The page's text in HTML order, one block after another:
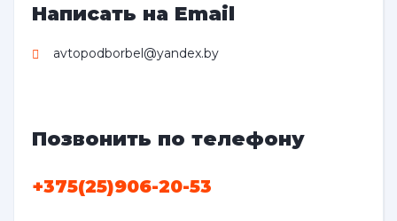
Написать на Email
avtopodborbel@yandex.by
Позвонить по телефону
+375(25)906-20-53